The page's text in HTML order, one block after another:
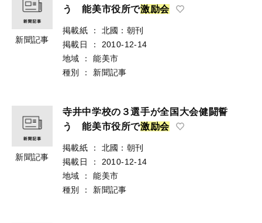
新聞記事
う 能美市役所で激励会
掲載紙 ：
北國：朝刊
掲載日
：
2010-12-14
地域
：
能美市
種別
： 新聞記事
新聞記事
寺井中学校の３選手が全国大会健闘誓
う 能美市役所で激励会
掲載紙 ：
北國：朝刊
掲載日
：
2010-12-14
地域
：
能美市
種別
： 新聞記事